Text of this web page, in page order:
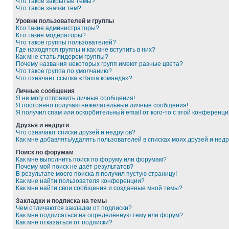
Что такое значки тем?
Уровни пользователей и группы
Кто такие администраторы?
Кто такие модераторы?
Что такое группы пользователей?
Где находятся группы и как мне вступить в них?
Как мне стать лидером группы?
Почему названия некоторых групп имеют разные цвета?
Что такое группа по умолчанию?
Что означает ссылка «Наша команда»?
Личные сообщения
Я не могу отправить личные сообщения!
Я постоянно получаю нежелательные личные сообщения!
Я получил спам или оскорбительный email от кого-то с этой
Друзья и недруги
Что означают списки друзей и недругов?
Как мне добавлять/удалять пользователей в списках моих друзей и
Поиск по форумам
Как мне выполнить поиск по форуму или форумам?
Почему мой поиск не даёт результатов?
В результате моего поиска я получил пустую страницу!
Как мне найти пользователя конференции?
Как мне найти свои сообщения и созданные мной темы?
Закладки и подписка на темы
Чем отличаются закладки от подписки?
Как мне подписаться на определённую тему или форум?
Как мне отказаться от подписки?